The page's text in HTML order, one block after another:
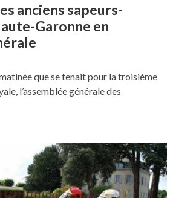
anciens sapeurs-
Garonne en
que se tenait pour la troisième
l’assemblée générale des